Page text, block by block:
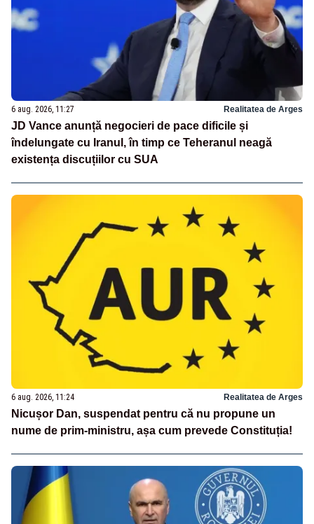
6 aug. 2026, 11:27 Realitatea de Arges
JD Vance anunță negocieri de pace dificile și
îndelungate cu Iranul, în timp ce Teheranul neagă
existența discuțiilor cu SUA
6 aug. 2026, 11:24 Realitatea de Arges
Nicușor Dan, suspendat pentru că nu propune un
nume de prim-ministru, așa cum prevede Constituția!